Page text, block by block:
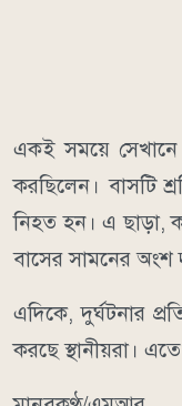
একই সময়ে সেখানে
করছিলেন। বাসটি
নিহত হন। এ ছাড়া,
বাসের সামনের অংশ
এদিকে, দুর্ঘটনার
করছে স্থানীয়রা।